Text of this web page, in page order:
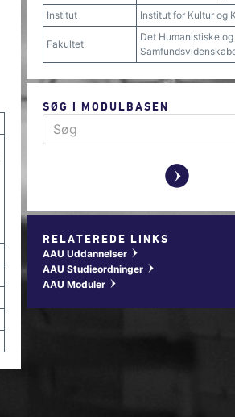
Institut
Institut for Kultur og
Fakultet
Det Humanistiske og
SØG I MODULBASEN
y
RELATEREDE LINKS
AAU Uddannelser w
AAU Studieordninger w
AAU Moduler w